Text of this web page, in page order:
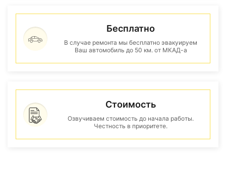
Бесплатно
В случае ремонта мы бесплатно эвакуируем
Ваш автомобиль до 50 км. от МКАД-а
Стоимость
Озвучиваем стоимость до начала работы.
Честность в приоритете.